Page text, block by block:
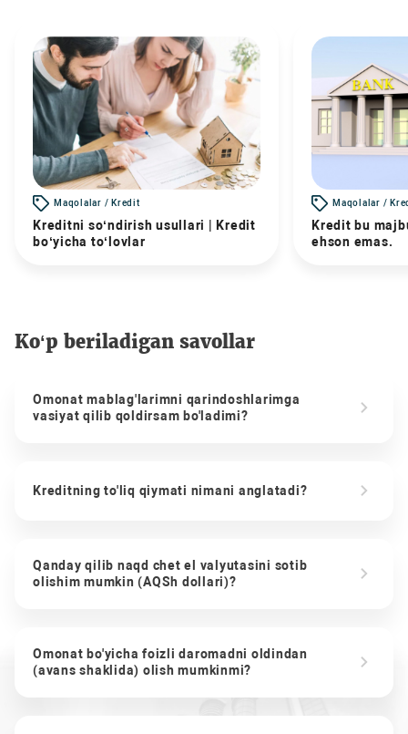
Maqolalar / Kredit
Kreditni so‘ndirish usullari | Kredit
bo‘yicha to‘lovlar
Maqolalar /
Kredit bu
ehson emas.
Ko‘p beriladigan savollar
Omonat mablag'larimni qarindoshlarimga
vasiyat qilib qoldirsam bo'ladimi?
Kreditning to'liq qiymati nimani anglatadi?
Qanday qilib naqd chet el valyutasini sotib
olishim mumkin (AQSh dollari)?
Omonat bo'yicha foizli daromadni oldindan
(avans shaklida) olish mumkinmi?